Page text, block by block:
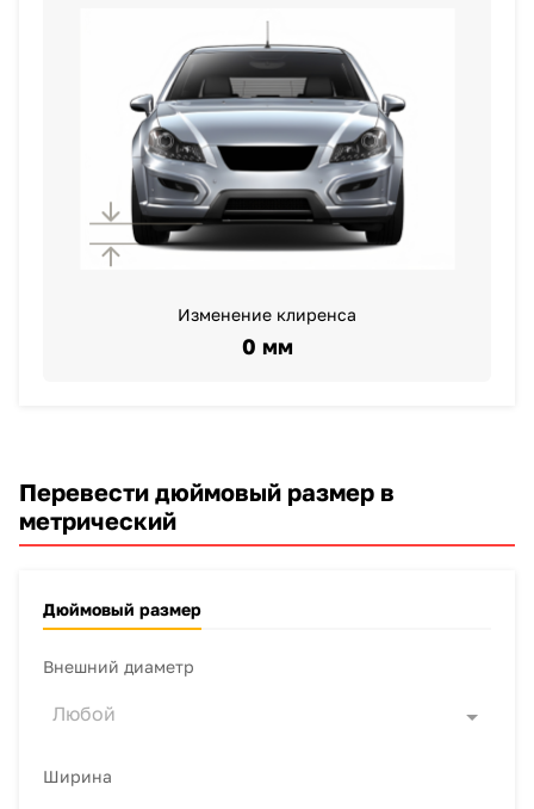
Изменение клиренса
0 мм
Перевести дюймовый размер в
метрический
Дюймовый размер
Внешний диаметр
Любой
Ширина